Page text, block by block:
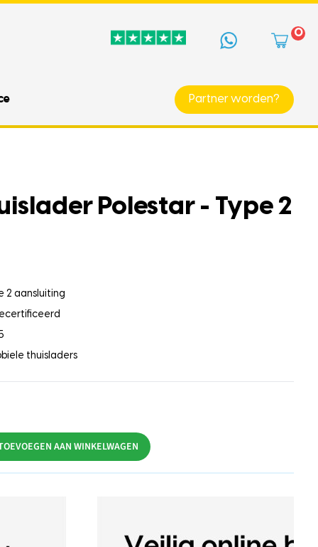
0
Partner worden?
Polestar - Type 2
2 aansluiting
thuisladers
AAN WINKELWAGEN